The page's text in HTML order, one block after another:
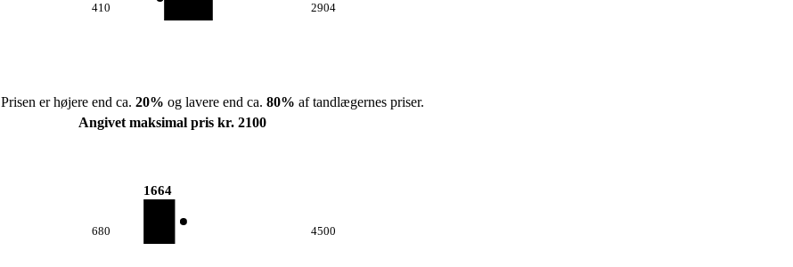
410 2904
Prisen er højere end ca. 20% og lavere end ca. 80% af tandlægernes priser.
Angivet maksimal pris kr. 2100
680
1664
4500